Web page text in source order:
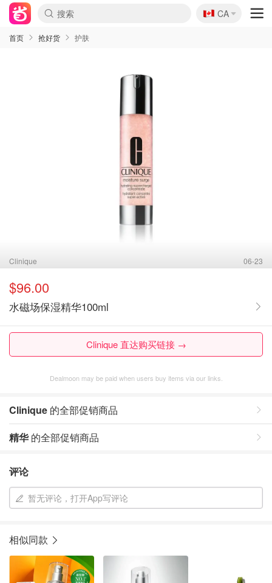
🇨🇦
CA
首页 抢好货 护肤
Clinique 06-23
$96.00
水磁场保湿精华100ml
Clinique 直达购买链接 →
Dealmoon may be paid when users buy items via our links.
Clinique 的全部促销商品
精华的全部促销商品
评论
暂无评论，打开App写评论
相似同款